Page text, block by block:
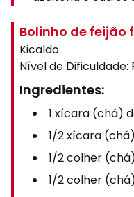
Bolinho de feijão
Kicaldo
Nível de Dificuldade:
Ingredientes:
1 xícara (chá)
1/2 xícara
1/2 colher
1/2 colher